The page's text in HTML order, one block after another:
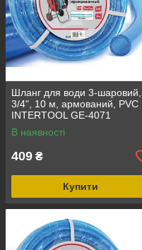
Шланг для води 3-шаровий,
3/4", 10 м, армований, PVC
INTERTOOL GE-4071
В наявності
409 ₴
Купити